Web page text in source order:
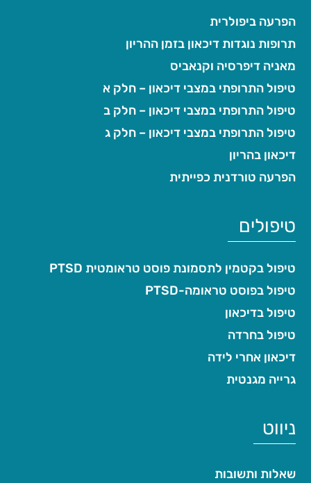
הפרעה ביפולרית
תרופות נוגדות דיכאון בזמן ההריון
מאניה דיפרסיה וקנאביס
טיפול התרופתי במצבי דיכאון – חלק א
טיפול התרופתי במצבי דיכאון – חלק ב
טיפול התרופתי במצבי דיכאון – חלק ג
דיכאון בהריון
הפרעה טורדנית כפייתית
טיפולים
טיפול בקטמין לתסמונת פוסט טראומטית PTSD
טיפול בפוסט טראומה-PTSD
טיפול בדיכאון
טיפול בחרדה
דיכאון אחרי לידה
גרייה מגנטית
ניווט
שאלות ותשובות